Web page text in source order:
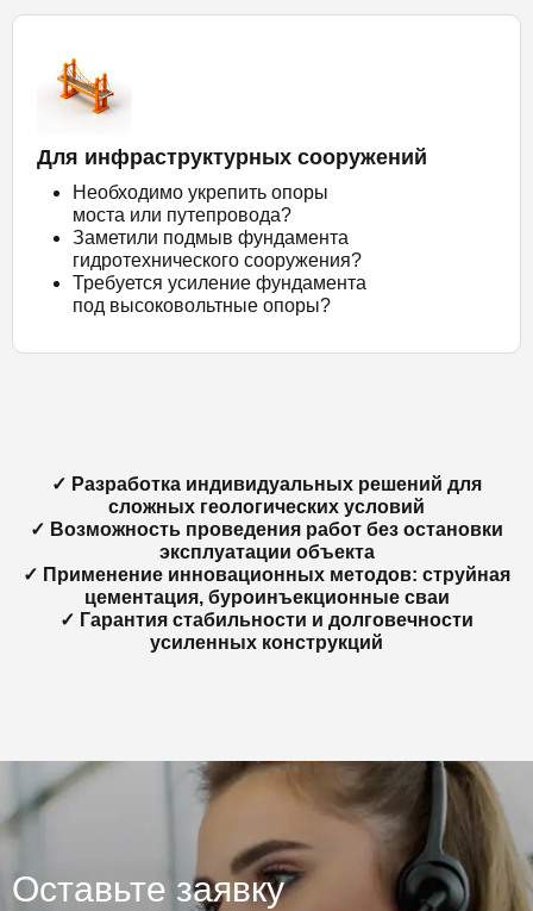
Для инфраструктурных сооружений
Необходимо укрепить опоры
моста или путепровода?
Заметили подмыв фундамента
гидротехнического сооружения?
Требуется усиление фундамента
под высоковольтные опоры?
✓ Разработка индивидуальных решений для
сложных геологических условий
✓ Возможность проведения работ без остановки
эксплуатации объекта
✓ Применение инновационных методов: струйная
цементация, буроинъекционные сваи
✓ Гарантия стабильности и долговечности
усиленных конструкций
Оставьте заявку